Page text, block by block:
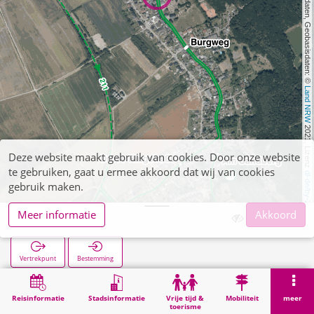
, Kartendaten, Geobasisdaten: ©
Land NRW
2021, Lizenz
dl-de/by-2-0
Reisinformatie Stadsinformatie
Vrije tijd &
toerisme
Mobiliteit meer
Drove Schule
Vertrekpunt Bestemming
Zoekopracht Drove Schule
Deze website maakt gebruik van cookies. Door onze website
te gebruiken, gaat u ermee akkoord dat wij van cookies
gebruik maken.
Meer informatie
Akkoord